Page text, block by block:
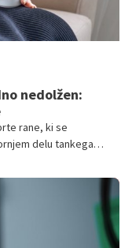
nedolžen:
rane, ki se
delu tankega